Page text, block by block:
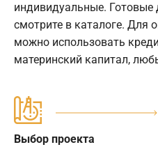
индивидуальные. Готовые
смотрите в каталоге. Для
можно использовать
материнский капитал,
Выбор проекта